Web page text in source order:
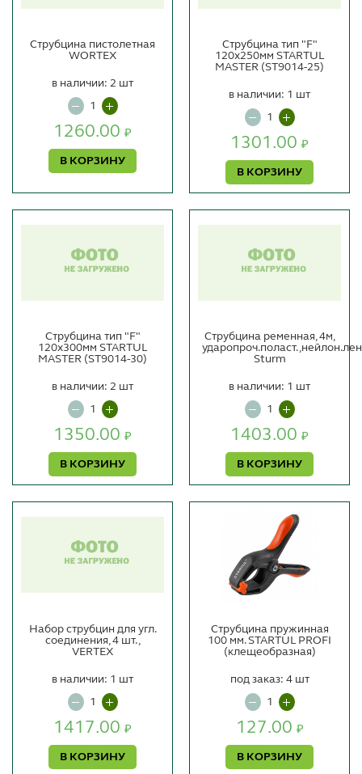
Струбцина пистолетная
WORTEX
1260.00 ₽
В КОРЗИНУ
в наличии: 2 шт
Струбцина тип "F"
120х250мм STARTUL
MASTER (ST9014-25)
1301.00 ₽
В КОРЗИНУ
в наличии: 1 шт
Струбцина тип "F"
120х300мм STARTUL
MASTER (ST9014-30)
1350.00 ₽
В КОРЗИНУ
в наличии: 2 шт
Струбцина ременная, 4м,
Sturm
1403.00 ₽
В КОРЗИНУ
в наличии: 1 шт
Набор струбцин для угл.
соединения, 4 шт.,
VERTEX
1417.00 ₽
В КОРЗИНУ
в наличии: 1 шт
Струбцина пружинная
100 мм. STARTUL PROFI
(клещеобразная)
127.00 ₽
В КОРЗИНУ
под заказ: 4 шт